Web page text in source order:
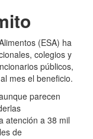
(ESA) ha
colegios y
públicos,
mes el beneficio.
parecen
atención a 38 mil
de